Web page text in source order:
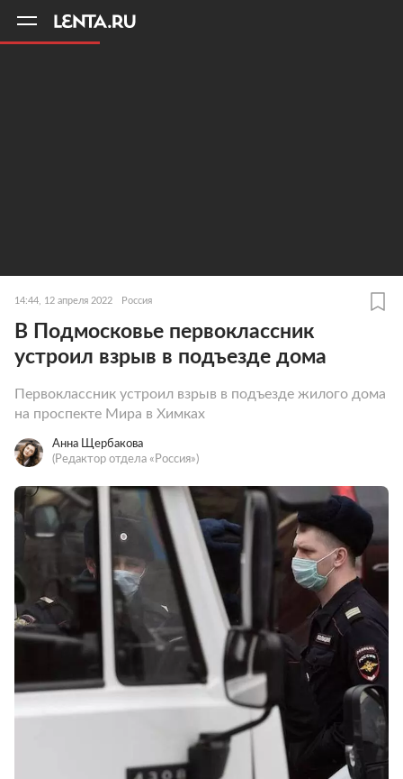
14:44, 12 апреля 2022 Россия
В Подмосковье первоклассник
устроил взрыв в подъезде дома
Первоклассник устроил взрыв в подъезде жилого дома
на проспекте Мира в Химках
Анна Щербакова
(Редактор отдела «Россия»)